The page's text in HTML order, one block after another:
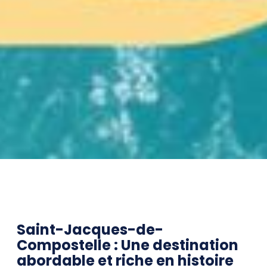
Saint-Jacques-de-
Compostelle : Une destination
abordable et riche en histoire